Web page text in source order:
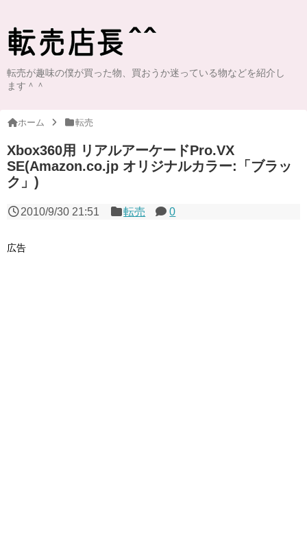
転売が趣味の僕が買った物、買おうか迷っている物などを紹介し
ます＾＾
ホーム 転売
Xbox360用 リアルアーケードPro.VX
SE(Amazon.co.jp オリジナルカラー:「ブラッ
ク」)
2010/9/30 21:51 転売 0
広告